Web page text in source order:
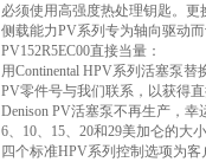
必须使用高强度热处理钥匙。更
侧载能力PV系列专为轴向驱动
PV152R5EC00直接当量：
用Continental HPV系列活塞泵
PV零件号与我们联系，以获得
Denison PV活塞泵不再生产，幸
6、10、15、20和29美加仑的大
四个标准HPV系列控制选项为